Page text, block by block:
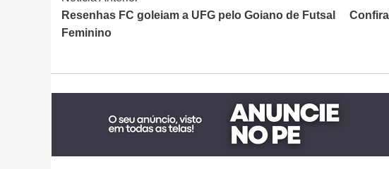
Lendo
Resenhas FC goleiam a UFG pelo Goiano de Futsal
Feminino